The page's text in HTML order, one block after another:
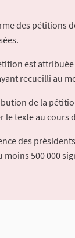
des pétitions
est
recueilli au
de la
le texte au
des
moins 500 000